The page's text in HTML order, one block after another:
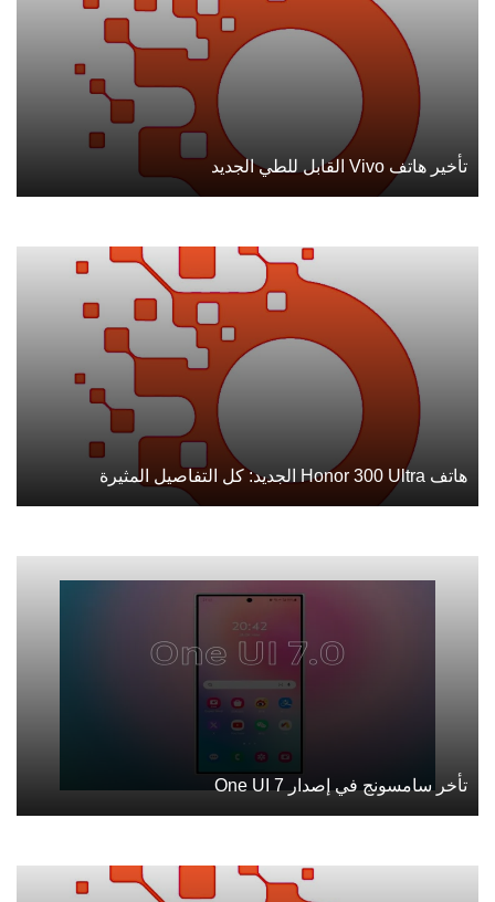
تأخير هاتف Vivo القابل للطي الجديد
هاتف Honor 300 Ultra الجديد: كل التفاصيل المثيرة
تأخر سامسونج في إصدار One UI 7